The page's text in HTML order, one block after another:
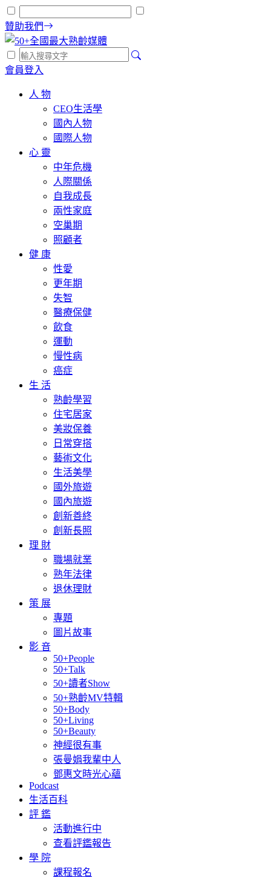
贊助我們
會員登入
人 物
CEO生活學
國內人物
國際人物
心 靈
中年危機
人際關係
自我成長
兩性家庭
空巢期
照顧者
健 康
性愛
更年期
失智
醫療保健
飲食
運動
慢性病
癌症
生 活
熟齡學習
住宅居家
美妝保養
日常穿搭
藝術文化
生活美學
國外旅遊
國內旅遊
創新善終
創新長照
理 財
職場就業
熟年法律
退休理財
策 展
專題
圖片故事
影 音
50+People
50+Talk
50+讀者Show
50+熟齡MV特輯
50+Body
50+Living
50+Beauty
神經很有事
張曼娟我輩中人
鄧惠文時光心蘊
Podcast
生活百科
評 鑑
活動進行中
查看評鑑報告
學 院
課程報名